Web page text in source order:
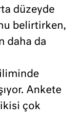
düzeyde
belirtirken,
daha da
Ankete
çok